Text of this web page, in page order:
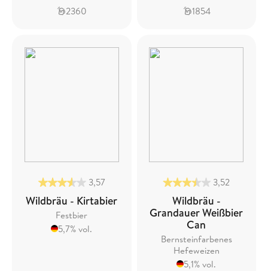
2360
1854
3,57
Wildbräu - Kirtabier
Festbier
5,7% vol.
3,52
Wildbräu -
Grandauer Weißbier
Can
Bernsteinfarbenes
Hefeweizen
5,1% vol.